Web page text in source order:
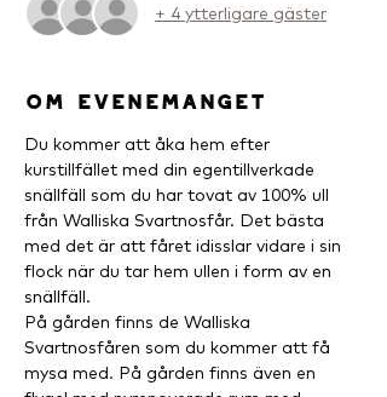
+ 4 ytterligare gäster
Om evenemanget
Du kommer att åka hem efter
kurstillfället med din egentillverkade
snällfäll som du har tovat av 100% ull
från Walliska Svartnosfår. Det bästa
med det är att fåret idisslar vidare i sin
flock när du tar hem ullen i form av en
snällfäll.
På gården finns de Walliska
Svartnosfåren som du kommer att få
mysa med. På gården finns även en